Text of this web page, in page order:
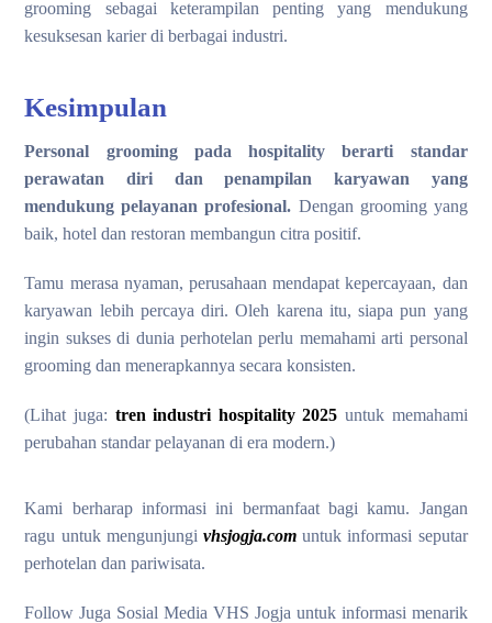
grooming sebagai keterampilan penting yang mendukung
kesuksesan karier di berbagai industri.
Kesimpulan
Personal grooming pada hospitality berarti standar
perawatan diri dan penampilan karyawan yang
mendukung pelayanan profesional. Dengan grooming yang
baik, hotel dan restoran membangun citra positif.
Tamu merasa nyaman, perusahaan mendapat kepercayaan, dan
karyawan lebih percaya diri. Oleh karena itu, siapa pun yang
ingin sukses di dunia perhotelan perlu memahami arti personal
grooming dan menerapkannya secara konsisten.
(Lihat juga: tren industri hospitality 2025 untuk memahami
perubahan standar pelayanan di era modern.)
Kami berharap informasi ini bermanfaat bagi kamu. Jangan
ragu untuk mengunjungi vhsjogja.com untuk informasi seputar
perhotelan dan pariwisata.
Follow Juga Sosial Media VHS Jogja untuk informasi menarik